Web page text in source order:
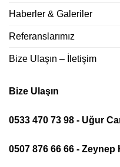
Haberler & Galeriler
Referanslarımız
Bize Ulaşın – İletişim
Bize Ulaşın
0533 470 73 98 - Uğur
0507 876 66 66 - Zeynep